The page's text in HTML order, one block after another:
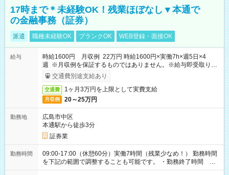
17時まで＊未経験OK！残業ほぼなし▼本通で
の金融事務（証券）
派遣 職種未経験OK ブランクOK WEB登録・面接OK
給与
時給1600円 月収例 22万円 時給1600円×実働7h×週5日×4
週 ※月収例を保証するものではありません。※給与即受取りサ
ービス利用可（利用条件有）
交通費別途支給あり
交通費 1ヶ月3万円を上限として実費支給
月収例 20～25万円
勤務地
広島市中区
本通駅から徒歩3分
証券業
勤務時間
09:00-17:00（休憩60分）実働7時間（残業少なめ！） 勤務時間
を下記の範囲で調整することも可能です。 ・勤務終了時間
15:30～17:00 ・実働 05:30～07:00